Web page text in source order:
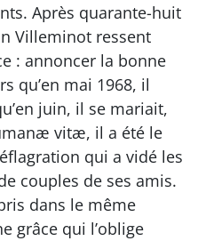
Après quarante-huit
Villeminot ressent
: annoncer la bonne
qu’en mai 1968, il
juin, il se mariait,
vitæ, il a été le
qui a vidé les
couples de ses amis.
dans le même
grâce qui l’oblige